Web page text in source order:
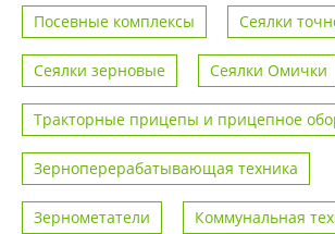
Посевные комплексы Сеялки
Сеялки зерновые Сеялки Омички
Тракторные прицепы и прицепное
Зерноперерабатывающая техника
Зернометатели Коммунальная